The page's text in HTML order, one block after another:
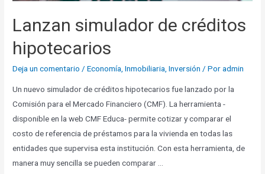
Lanzan simulador de créditos
hipotecarios
Deja un comentario /Economía ,Inmobiliaria ,Inversión / Poradmin
Un nuevo simulador de créditos hipotecarios fue lanzado por la
Comisión para el Mercado Financiero (CMF). La herramienta -
disponible en la web CMF Educa- permite cotizar y comparar el
costo de referencia de préstamos para la vivienda en todas las
entidades que supervisa esta institución. Con esta herramienta, de
manera muy sencilla se pueden comparar …